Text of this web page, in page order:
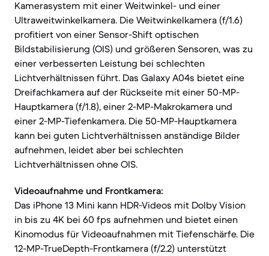
Kamerasystem mit einer Weitwinkel- und einer
Ultraweitwinkelkamera. Die Weitwinkelkamera (f/1.6)
profitiert von einer Sensor-Shift optischen
Bildstabilisierung (OIS) und größeren Sensoren, was zu
einer verbesserten Leistung bei schlechten
Lichtverhältnissen führt. Das Galaxy A04s bietet eine
Dreifachkamera auf der Rückseite mit einer 50-MP-
Hauptkamera (f/1.8), einer 2-MP-Makrokamera und
einer 2-MP-Tiefenkamera. Die 50-MP-Hauptkamera
kann bei guten Lichtverhältnissen anständige Bilder
aufnehmen, leidet aber bei schlechten
Lichtverhältnissen ohne OIS.
Videoaufnahme und Frontkamera:
Das iPhone 13 Mini kann HDR-Videos mit Dolby Vision
in bis zu 4K bei 60 fps aufnehmen und bietet einen
Kinomodus für Videoaufnahmen mit Tiefenschärfe. Die
12-MP-TrueDepth-Frontkamera (f/2.2) unterstützt